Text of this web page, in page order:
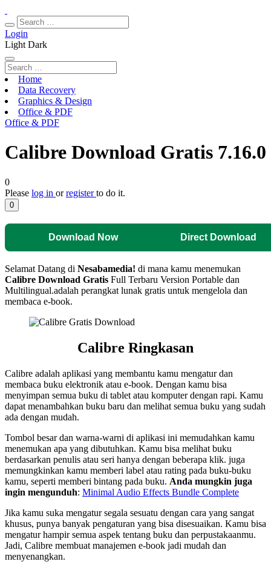
Login
Light Dark
Home
Data Recovery
Graphics & Design
Office & PDF
Office & PDF
Calibre Download Gratis 7.16.0
0
Please log in orregisterto do it.
0
Download Now Direct Download
Selamat Datang di Nesabamedia! di mana kamu menemukan
Calibre Download Gratis Full Terbaru Version Portable dan
Multilingual.adalah perangkat lunak gratis untuk mengelola dan
membaca e-book.
Calibre Ringkasan
Calibre adalah aplikasi yang membantu kamu mengatur dan
membaca buku elektronik atau e-book. Dengan kamu bisa
menyimpan semua buku di tablet atau komputer dengan rapi. Kamu
dapat menambahkan buku baru dan melihat semua buku yang sudah
ada dengan mudah.
Tombol besar dan warna-warni di aplikasi ini memudahkan kamu
menemukan apa yang dibutuhkan. Kamu bisa melihat buku
berdasarkan penulis atau seri hanya dengan beberapa klik. juga
memungkinkan kamu memberi label atau rating pada buku-buku
kamu, seperti memberi bintang pada buku. Anda mungkin juga
ingin mengunduh: Minimal Audio Effects Bundle Complete
Jika kamu suka mengatur segala sesuatu dengan cara yang sangat
khusus, punya banyak pengaturan yang bisa disesuaikan. Kamu bisa
mengatur hampir semua aspek tentang buku dan perpustakaanmu.
Jadi, Calibre membuat manajemen e-book jadi mudah dan
menyenangkan.